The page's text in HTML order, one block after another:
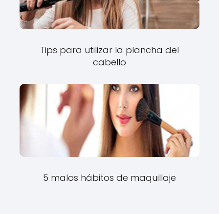
Tips para utilizar la plancha del
cabello
5 malos hábitos de maquillaje